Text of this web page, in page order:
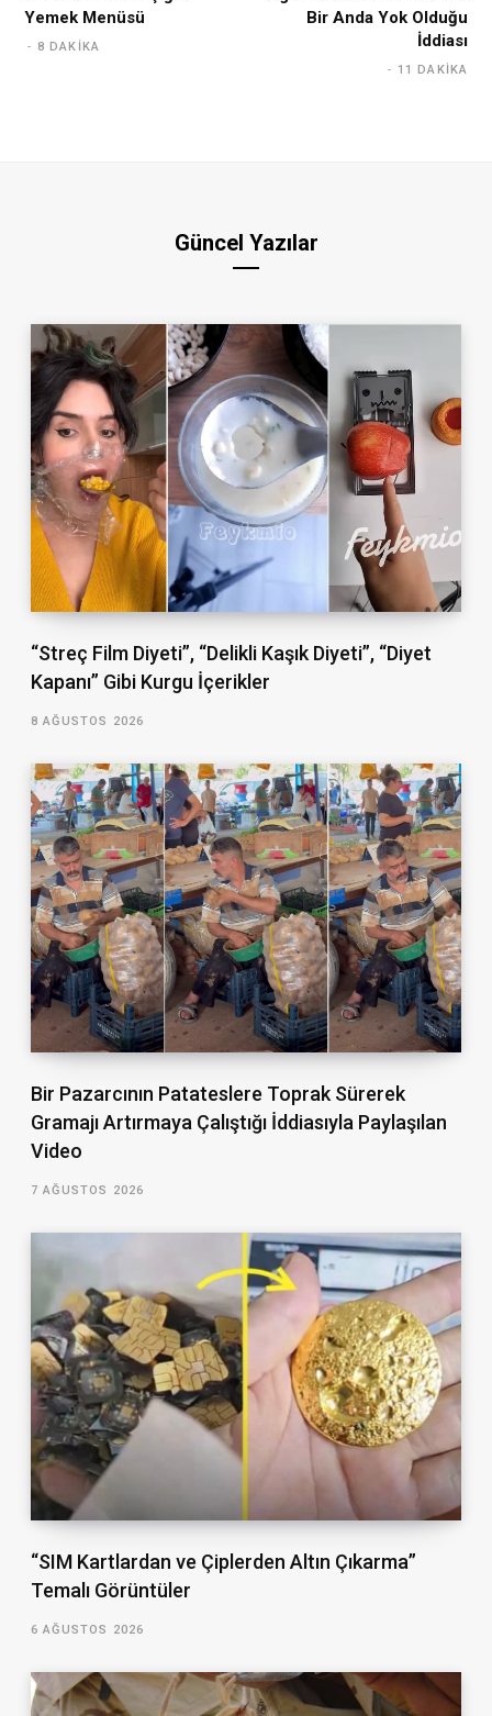
Yemek Menüsü
8 DAKIKA
Bir Anda Yok Olduğu
İddiası
11 DAKIKA
Güncel Yazılar
“Streç Film Diyeti”, “Delikli Kaşık Diyeti”, “Diyet
Kapanı” Gibi Kurgu İçerikler
8 AĞUSTOS 2026
Bir Pazarcının Patateslere Toprak Sürerek
Gramajı Artırmaya Çalıştığı İddiasıyla Paylaşılan
Video
7 AĞUSTOS 2026
“SIM Kartlardan ve Çiplerden Altın Çıkarma”
Temalı Görüntüler
6 AĞUSTOS 2026